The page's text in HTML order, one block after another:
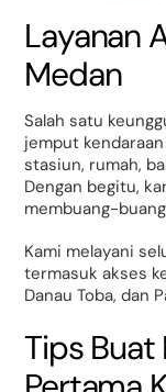
Layanan
Medan
Salah satu
jemput
stasiun, rumah,
Dengan begitu,
membuang-
Kami melayani
termasuk akses
Danau Toba, dan
Tips Buat